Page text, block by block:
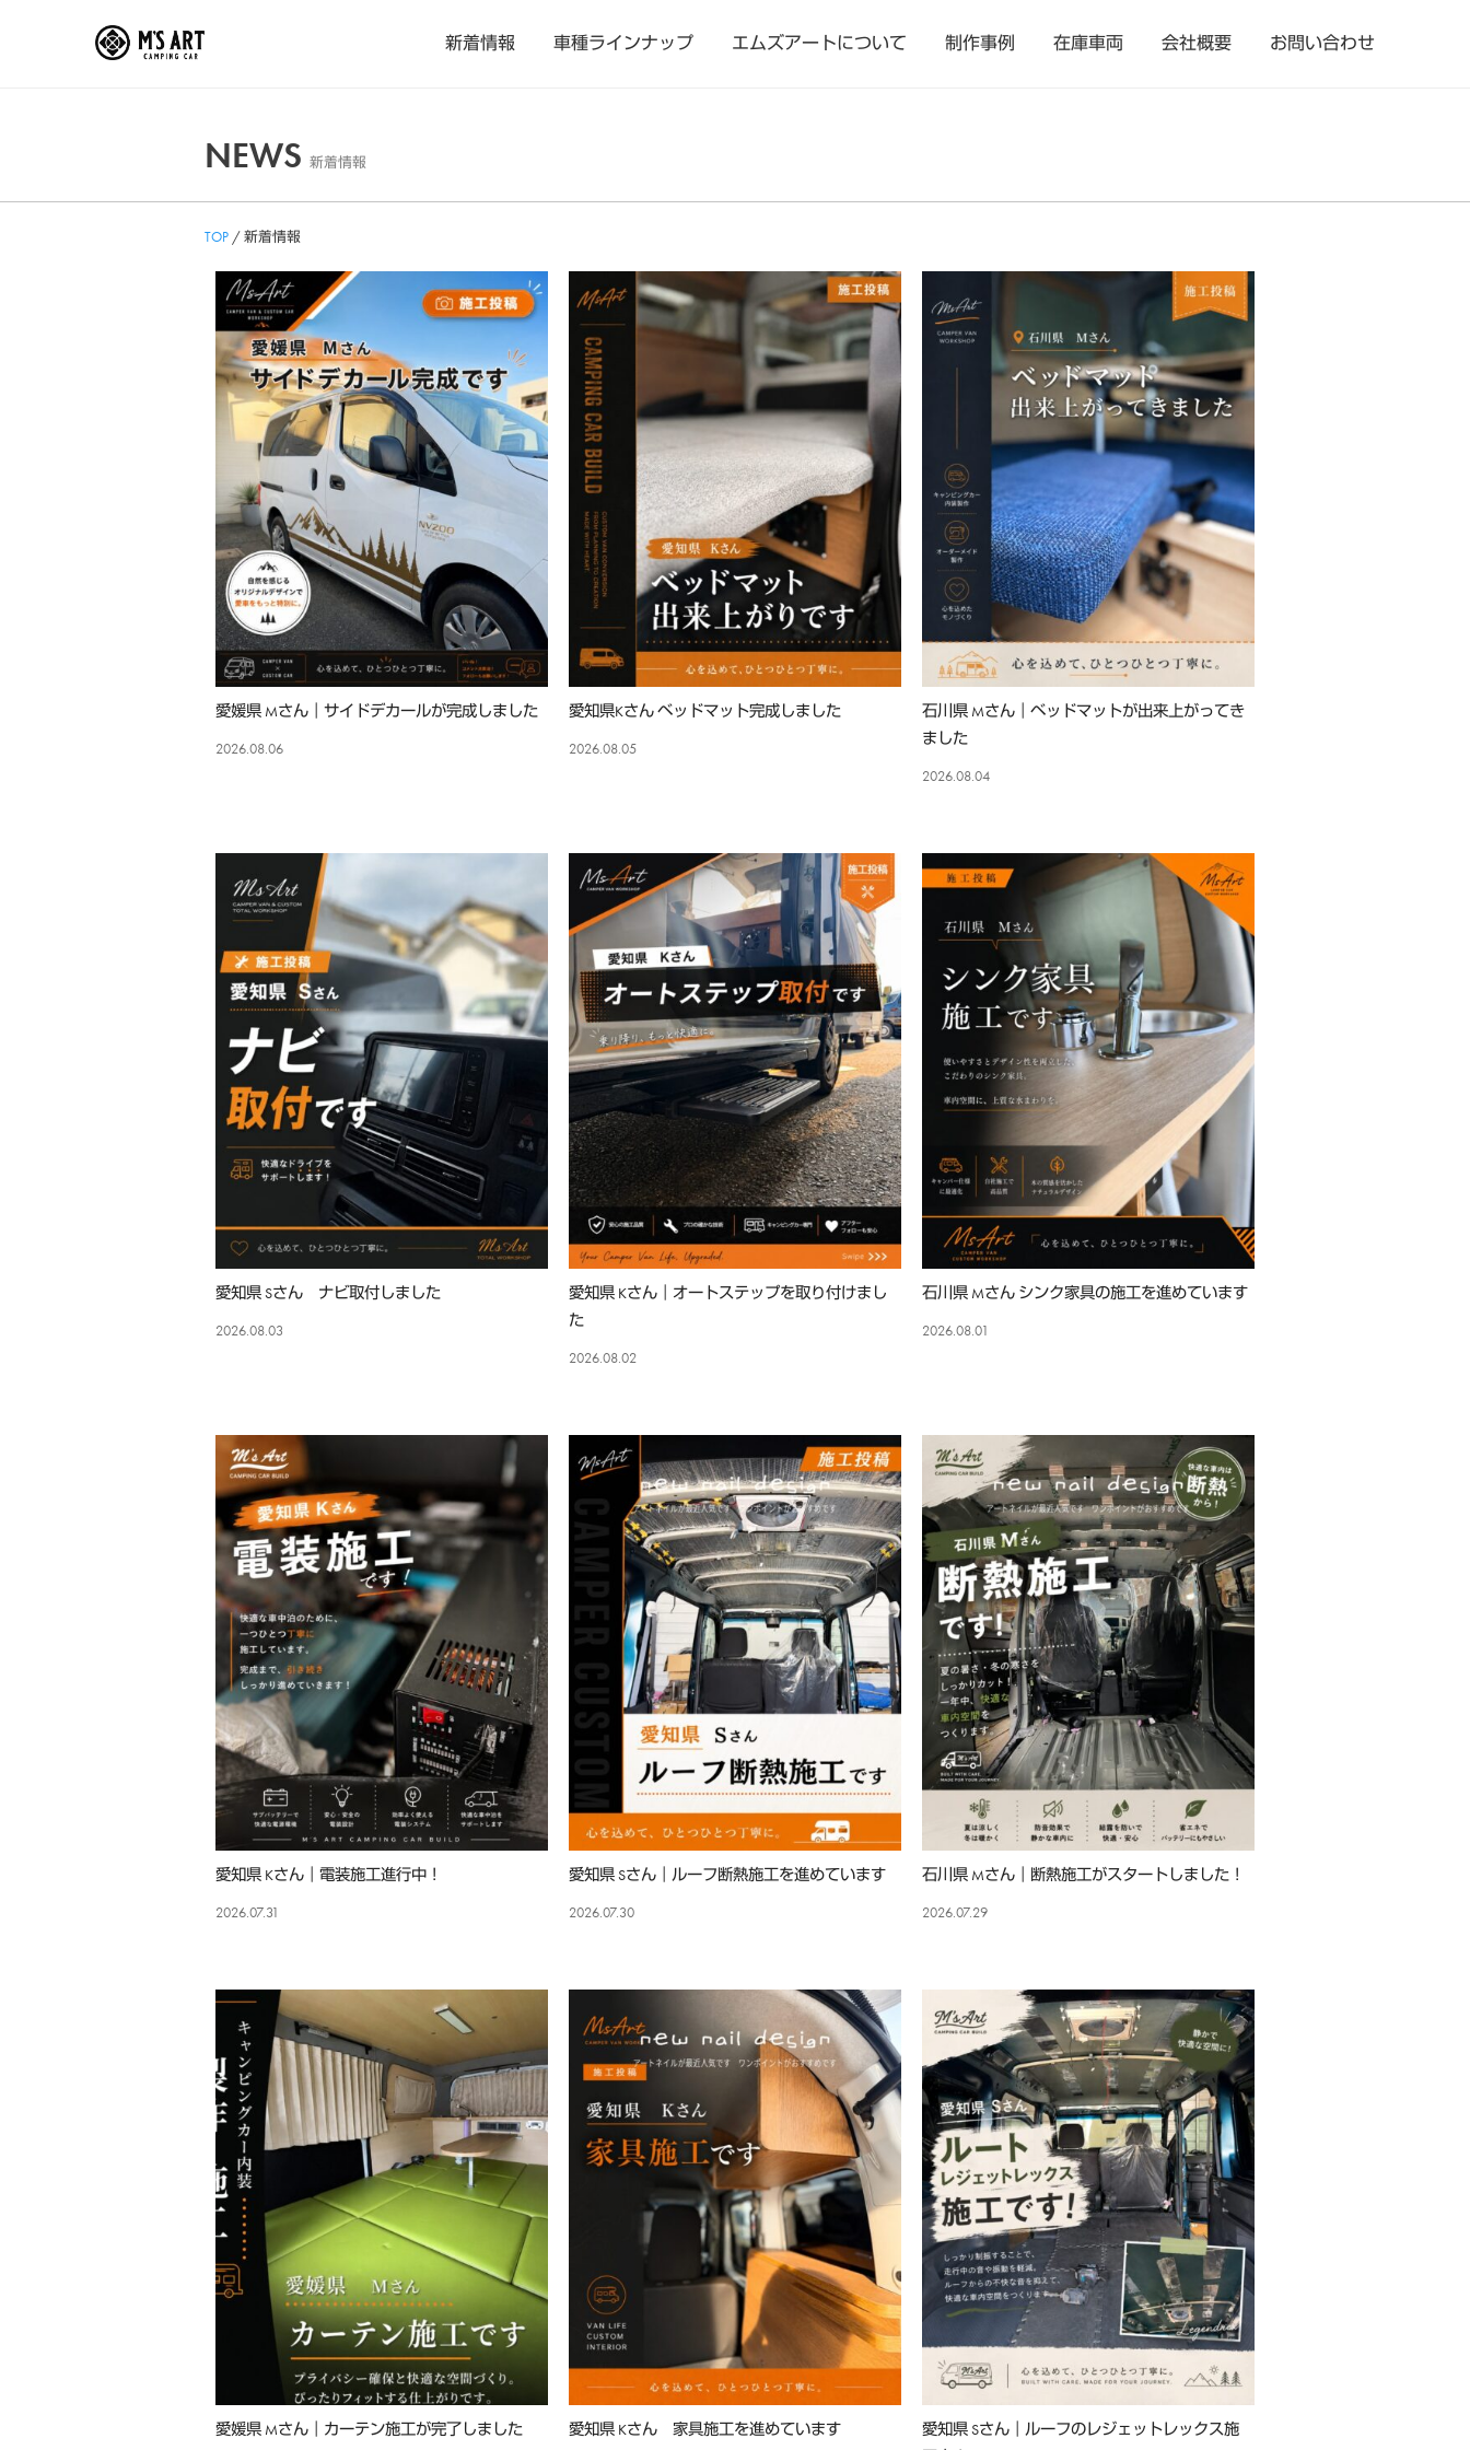
新着情報 車種ラインナップ エムズアートについて 制作事例 在庫車両 会社概要 お問い合わせ
NEWS 新着情報
TOP /新着情報
愛媛県 Mさん｜サイドデカールが完成しました
2026.08.06
愛知県Kさん ベッドマット完成しました
2026.08.05
石川県 Mさん｜ベッドマットが出来上がってき
ました
2026.08.04
愛知県 Sさん ナビ取付しました
2026.08.03
愛知県 Kさん｜オートステップを取り付けまし
た
2026.08.02
石川県 Mさん シンク家具の施工を進めています
2026.08.01
愛知県 Kさん｜電装施工進行中！
2026.07.31
愛知県 Sさん｜ルーフ断熱施工を進めています
2026.07.30
石川県 Mさん｜断熱施工がスタートしました！
2026.07.29
愛媛県 Mさん｜カーテン施工が完了しました 愛知県 Kさん 家具施工を進めています
愛知県 Sさん｜ルーフのレジェットレックス施